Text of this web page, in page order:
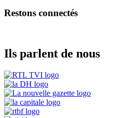
Restons connectés
Ils parlent de nous